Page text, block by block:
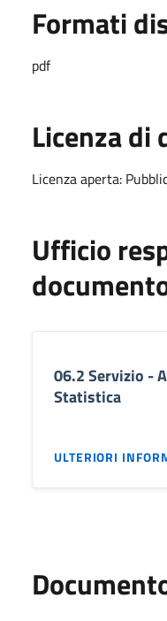
Formati
pdf
Licenza
Licenza aperta:
Ufficio
06.2 Servizio -
Statistica
ULTERIORI